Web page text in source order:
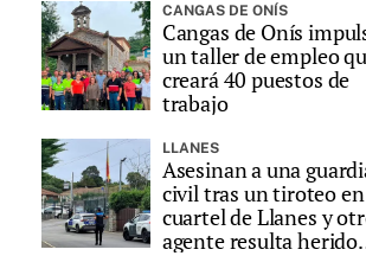
CANGAS DE ONÍS
Cangas de Onís
un taller de empleo
creará 40 puestos de
trabajo
LLANES
Asesinan a una
civil tras un tiroteo
cuartel de Llanes y
agente resulta herido